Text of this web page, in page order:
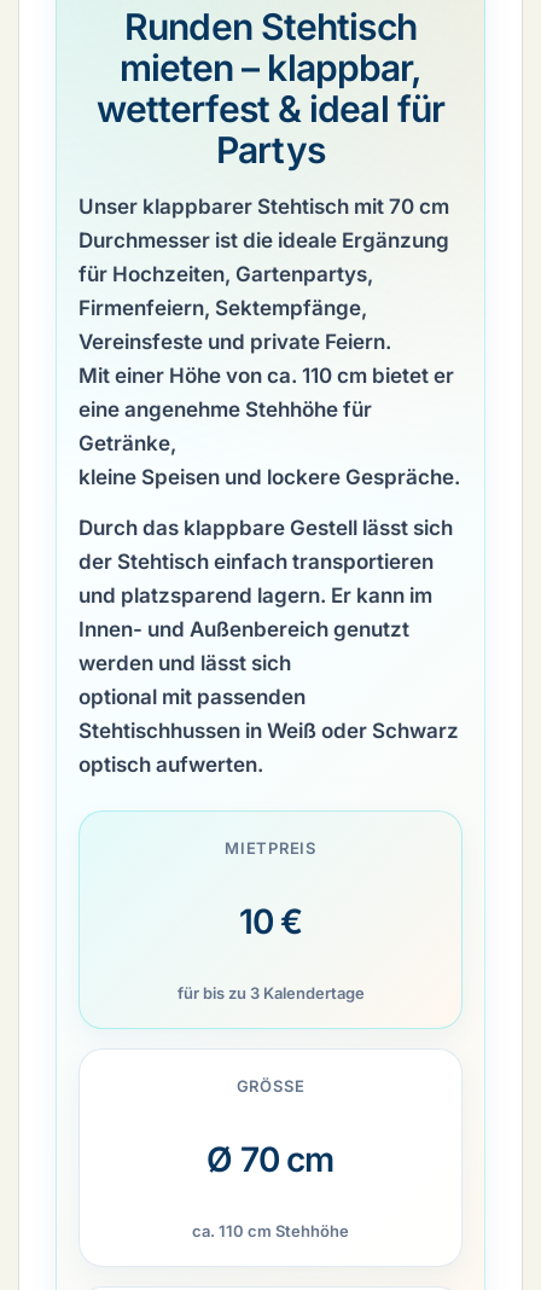
Runden Stehtisch
mieten – klappbar,
wetterfest & ideal für
Partys
Unser klappbarer Stehtisch mit 70 cm
Durchmesser ist die ideale Ergänzung
für Hochzeiten, Gartenpartys,
Firmenfeiern, Sektempfänge,
Vereinsfeste und private Feiern.
Mit einer Höhe von ca. 110 cm bietet er
eine angenehme Stehhöhe für
Getränke,
kleine Speisen und lockere Gespräche.
Durch das klappbare Gestell lässt sich
der Stehtisch einfach transportieren
und platzsparend lagern. Er kann im
Innen- und Außenbereich genutzt
werden und lässt sich
optional mit passenden
Stehtischhussen in Weiß oder Schwarz
optisch aufwerten.
MIETPREIS
10 €
für bis zu 3 Kalendertage
GRÖSSE
Ø 70 cm
ca. 110 cm Stehhöhe